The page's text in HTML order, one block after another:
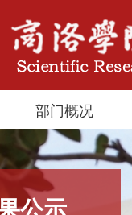
部门概况
公示